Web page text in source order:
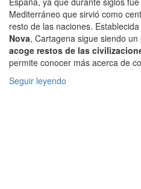
Mediterráneo que sirvió como
resto de las naciones.
Nova, Cartagena sigue siendo
acoge restos de las
permite conocer más acerca de
Seguir leyendo